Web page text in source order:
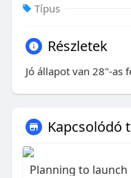
Típus
Részletek
Jó állapot van 28"-as
Kapcsolódó